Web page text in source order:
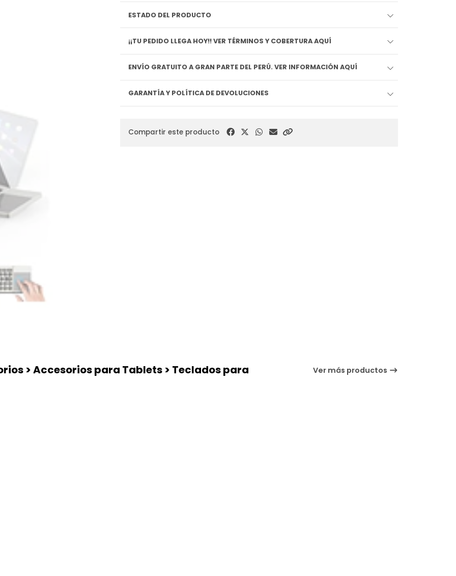
ESTADO DEL PRODUCTO
¡¡TU PEDIDO LLEGA HOY!! VER TÉRMINOS Y COBERTURA AQUÍ
ENVÍO GRATUITO A GRAN PARTE DEL PERÚ. VER INFORMACIÓN AQUÍ
GARANTÍA Y POLÍTICA DE DEVOLUCIONES
Compartir este producto
> Accesorios para Tablets > Teclados para Ver más productos